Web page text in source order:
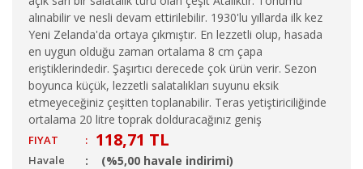
alınabilir ve nesli devam ettirilebilir. 1930'lu yıllarda ilk kez
Yeni Zelanda'da ortaya çıkmıştır. En lezzetli olup, hasada
en uygun olduğu zaman ortalama 8 cm çapa
eriştiklerindedir. Şaşırtıcı derecede çok ürün verir. Sezon
boyunca küçük, lezzetli salatalıkları suyunu eksik
etmeyeceğiniz çeşitten toplanabilir. Teras yetiştiriciliğinde
ortalama 20 litre toprak dolduracağınız geniş
FIYAT : 118,71 TL
Havale (%5,00 havale indirimi)